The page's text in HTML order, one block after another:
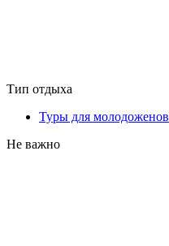
Тип отдыха
Туры для молодоженов
Не важно